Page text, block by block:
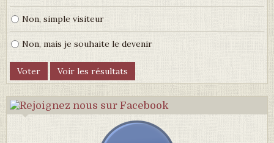
Non, simple visiteur
Non, mais je souhaite le devenir